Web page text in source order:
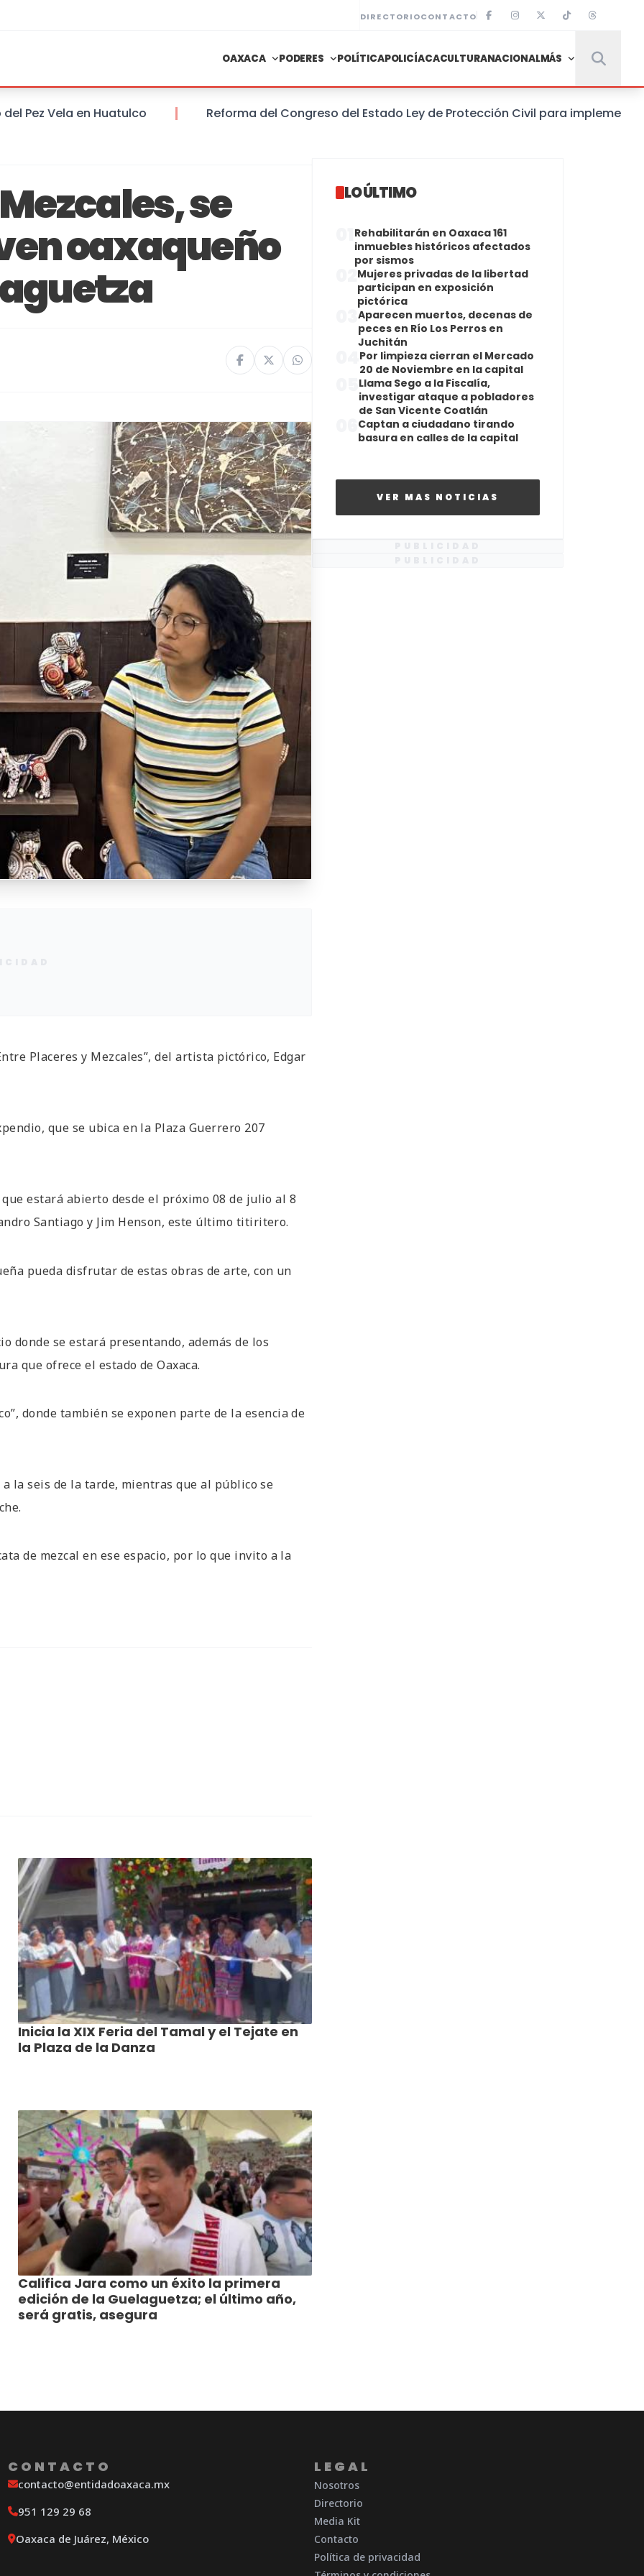
DIRECTORIOCONTACTO
OAXACA PODERES POLÍTICAPOLICÍACACULTURANACIONALMÁS
Vela en Huatulco Reforma del Congreso del Estado Ley de Protección Civil para implementar un
se
oaxaqueño
Placeres y Mezcales”, del artista pictórico, Edgar
que se ubica en la Plaza Guerrero 207
estará abierto desde el próximo 08 de julio al 8
Santiago y Jim Henson, este último titiritero.
pueda disfrutar de estas obras de arte, con un
donde se estará presentando, además de los
que ofrece el estado de Oaxaca.
donde también se exponen parte de la esencia de
la seis de la tarde, mientras que al público se
de mezcal en ese espacio, por lo que invito a la
Inicia la XIX Feria del Tamal y el Tejate en
la Plaza de la Danza
Califica Jara como un éxito la primera
edición de la Guelaguetza; el último año,
será gratis, asegura
LO ÚLTIMO
Rehabilitarán en Oaxaca 161
inmuebles históricos afectados
por sismos
Mujeres privadas de la libertad
participan en exposición
pictórica
Aparecen muertos, decenas de
peces en Río Los Perros en
Juchitán
Por limpieza cierran el Mercado
20 de Noviembre en la capital
Llama Sego a la Fiscalía,
investigar ataque a pobladores
de San Vicente Coatlán
Captan a ciudadano tirando
basura en calles de la capital
VER MAS NOTICIAS
CONTACTO
contacto@entidadoaxaca.mx
951 129 29 68
Oaxaca de Juárez, México
LEGAL
Nosotros
Directorio
Media Kit
Contacto
Política de privacidad